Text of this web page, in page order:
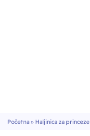
Početna » Haljinica za princeze